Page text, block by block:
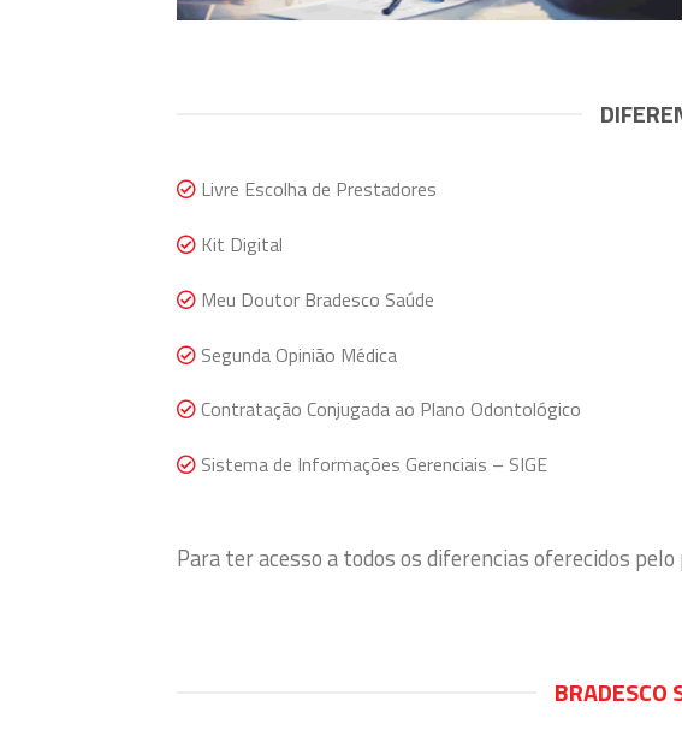
Livre Escolha de Prestadores
Kit Digital
Meu Doutor Bradesco Saúde
Segunda Opinião Médica
Contratação Conjugada ao Plano Odontológico
Sistema de Informações Gerenciais – SIGE
Para ter acesso a todos os diferencias oferecidos pelo
BRADESCO